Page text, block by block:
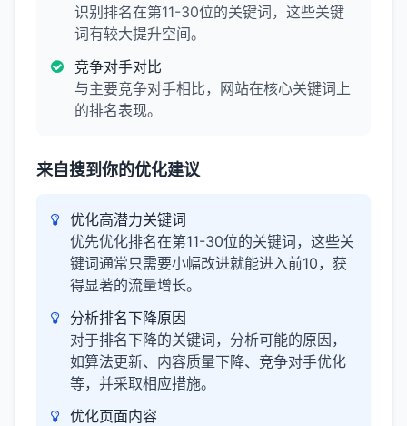
识别排名在第11-30位的关键词，这些关键
词有较大提升空间。
竞争对手对比
与主要竞争对手相比，网站在核心关键词上
的排名表现。
来自搜到你的优化建议
优化高潜力关键词
优先优化排名在第11-30位的关键词，这些关
键词通常只需要小幅改进就能进入前10，获
得显著的流量增长。
分析排名下降原因
对于排名下降的关键词，分析可能的原因，
如算法更新、内容质量下降、竞争对手优化
等，并采取相应措施。
优化页面内容